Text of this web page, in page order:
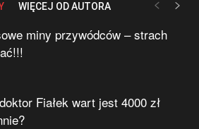
WIĘCEJ OD AUTORA
miny przywódców – strach
Fiałek wart jest 4000 zł